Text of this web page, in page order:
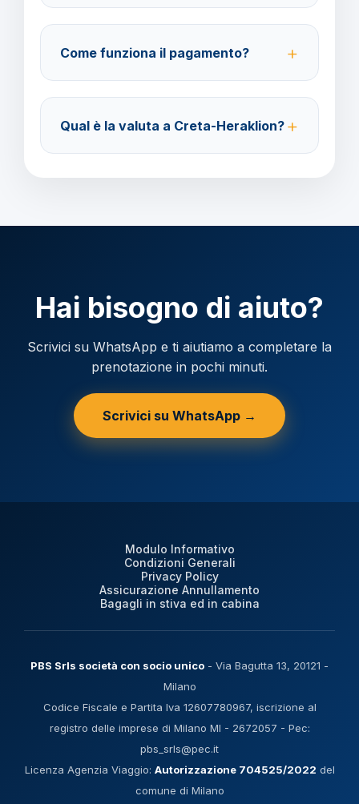
prima della partenza con un costo di 70 euro a
modifica.
Come funziona il pagamento?
Acconto del 40% alla prenotazione, saldo 30 giorni
prima della partenza.
Qual è la valuta a Creta-Heraklion?
Hai bisogno di aiuto?
Scrivici su WhatsApp e ti aiutiamo a completare la
prenotazione in pochi minuti.
Scrivici su WhatsApp →
Modulo Informativo
Condizioni Generali
Privacy Policy
Assicurazione Annullamento
Bagagli in stiva ed in cabina
PBS Srls società con socio unico - Via Bagutta 13, 20121 -
Milano
Codice Fiscale e Partita Iva 12607780967, iscrizione al
registro delle imprese di Milano MI - 2672057 - Pec:
pbs_srls@pec.it
Licenza Agenzia Viaggio: Autorizzazione 704525/2022 del
comune di Milano